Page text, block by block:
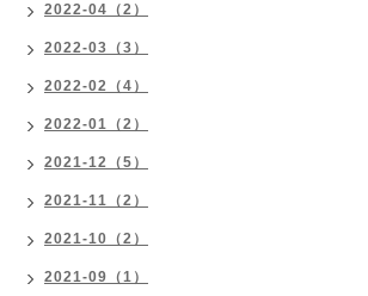
2022-04（2）
2022-03（3）
2022-02（4）
2022-01（2）
2021-12（5）
2021-11（2）
2021-10（2）
2021-09（1）